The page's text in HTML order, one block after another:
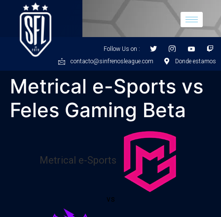
Follow Us on :
contacto@sinfrenosleague.com
Donde estamos
Metrical e-Sports vs
Feles Gaming Beta
Metrical e-Sports
vs